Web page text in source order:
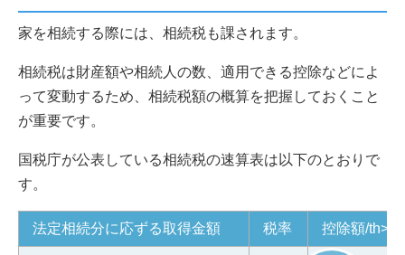
家を相続する際には、相続税も課されます。
相続税は財産額や相続人の数、適用できる控除などによ
って変動するため、相続税額の概算を把握しておくこと
が重要です。
国税庁が公表している相続税の速算表は以下のとおりで
す。
法定相続分に応ずる取得金額 税率 控除額/th>